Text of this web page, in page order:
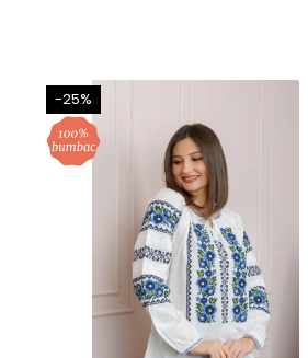
-25%